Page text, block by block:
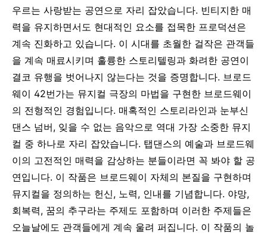
우르는 사랑받는 공연으로 자리 잡았습니다. 빈티지한 매
력을 유지하면서도 현대적인 요소를 접목한 프로덕션은
계속 진화하고 있습니다. 이 시대를 초월한 걸작은 관객들
을 계속 매료시키며 훌륭한 스토리텔링과 화려한 공연이
결코 유행을 벗어나지 않는다는 것을 증명합니다. 브로드
웨이 42번가는 뮤지컬 극장의 마법을 구현한 브로드웨이
의 전형적인 경험입니다. 매혹적인 스토리라인과 눈부신
댄스 넘버, 잊을 수 없는 음악으로 역대 가장 소중한 뮤지
컬 중 하나로 자리 잡았습니다. 탭댄스의 예술과 브로드웨
이의 고전적인 매력을 감상하는 분들이라면 꼭 봐야 할 공
연입니다. 이 작품은 브로드웨이 자체의 본질을 구현하며
뮤지컬을 정의하는 헌신, 노력, 인내를 기념합니다. 야망,
회복력, 꿈의 추구라는 주제도 포함하며 이러한 주제들은
오늘날에도 관객들에게 계속 울려 퍼집니다. 이 작품의 놀